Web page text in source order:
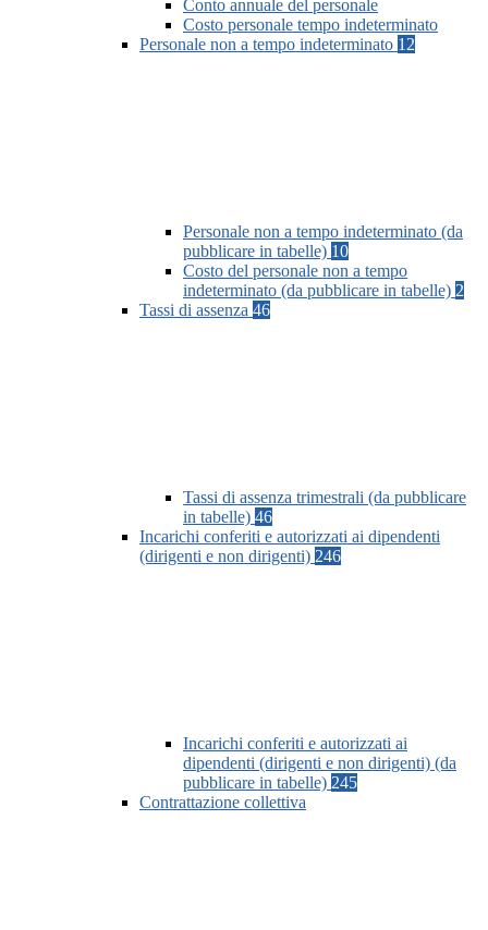
Conto annuale del personale
Costo personale tempo indeterminato
Personale non a tempo indeterminato 12
Personale non a tempo indeterminato (da
pubblicare in tabelle) 10
Costo del personale non a tempo
indeterminato (da pubblicare in tabelle) 2
Tassi di assenza 46
Tassi di assenza trimestrali (da pubblicare
in tabelle) 46
Incarichi conferiti e autorizzati ai dipendenti
(dirigenti e non dirigenti) 246
Incarichi conferiti e autorizzati ai
dipendenti (dirigenti e non dirigenti) (da
pubblicare in tabelle) 245
Contrattazione collettiva